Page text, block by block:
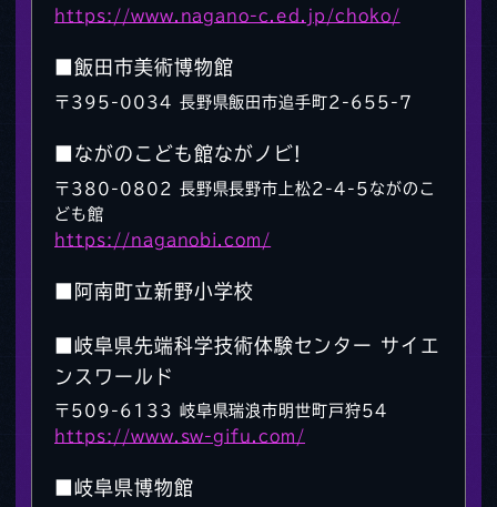
https://www.nagano-c.ed.jp/choko/
■飯田市美術博物館
〒395-0034 長野県飯田市追手町2-655-7
■ながのこども館ながノビ!
〒380-0802 長野県長野市上松2-4-5ながのこ
ども館
https://naganobi.com/
■阿南町立新野小学校
■岐阜県先端科学技術体験センター サイエ
ンスワールド
〒509-6133 岐阜県瑞浪市明世町戸狩54
https://www.sw-gifu.com/
■岐阜県博物館